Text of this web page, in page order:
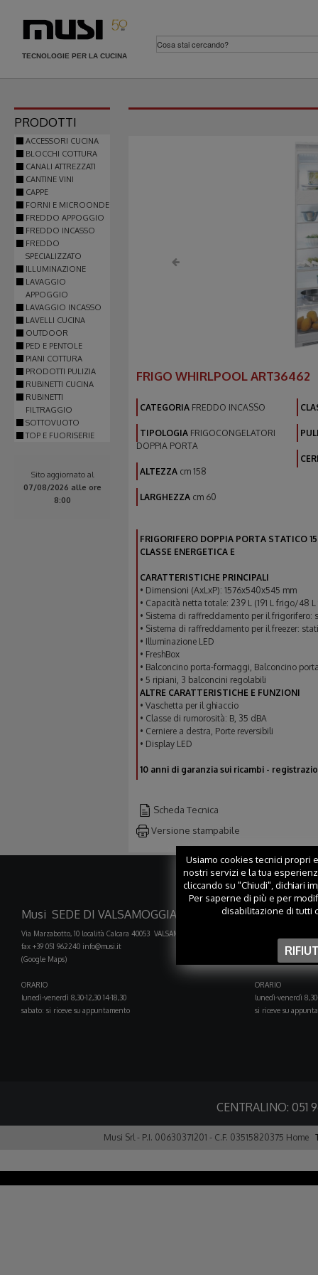
TECNOLOGIE PER LA CUCINA
PRODOTTI
ACCESSORI CUCINA
BLOCCHI COTTURA
CANALI ATTREZZATI
CANTINE VINI
CAPPE
FORNI E MICROONDE
FREDDO APPOGGIO
FREDDO INCASSO
FREDDO
SPECIALIZZATO
ILLUMINAZIONE
LAVAGGIO
APPOGGIO
LAVAGGIO INCASSO
LAVELLI CUCINA
OUTDOOR
PED E PENTOLE
PIANI COTTURA
PRODOTTI PULIZIA
RUBINETTI CUCINA
RUBINETTI
FILTRAGGIO
SOTTOVUOTO
TOP E FUORISERIE
Sito aggiornato al
07/08/2026 alle ore
8:00
FRIGO WHIRLPOOL ART36462
CATEGORIAFREDDO INCASSO
TIPOLOGIAFRIGOCONGELATORI
DOPPIA PORTA
ALTEZZAcm 158
LARGHEZZAcm 60
FRIGORIFERO DOPPIA PORTA STATICO
CLASSE ENERGETICA E
CARATTERISTICHE PRINCIPALI
• Dimensioni (AxLxP): 1576x540x545 mm
• Capacità netta totale: 239 L (191 L frigo/48 L
• Sistema di raffreddamento per il frigorifero:
• Sistema di raffreddamento per il freezer:
• Illuminazione LED
• FreshBox
• Balconcino porta-formaggi, Balconcino
• 5 ripiani, 3 balconcini regolabili
ALTRE CARATTERISTICHE E FUNZIONI
• Vaschetta per il ghiaccio
• Classe di rumorosità: B, 35 dBA
• Cerniere a destra, Porte reversibili
• Display LED
10 anni di garanzia sui ricambi -
Scheda Tecnica
Versione stampabile
Musi SEDE DI VALSAMOGGIA (BO)
Via Marzabotto, 10 località Calcara 40053 VALSAMOGGIA
fax +39 051 962240 info@musi.it
(Google Maps)
ORARIO
lunedì-venerdì 8,30-12,30 14-18,30
sabato: si riceve su appuntamento
Musi
fax +39 0521 607202
ORARIO
lunedì-venerdì 8,30-
si riceve su
CENTRALINO: 051
Musi Srl - P.I. 00630371201 - C.F. 03515820375 Home
Usiamo cookies tecnici propri
nostri servizi e la tua
cliccando su "Chiudi", dichiari
Per saperne di più e per
disabilitazione di tutti